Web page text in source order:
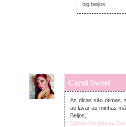
big beijos
Carol Sweet
As dicas são ótimas,
ao lavar as minhas
Beijos,
Mundo Perdido da